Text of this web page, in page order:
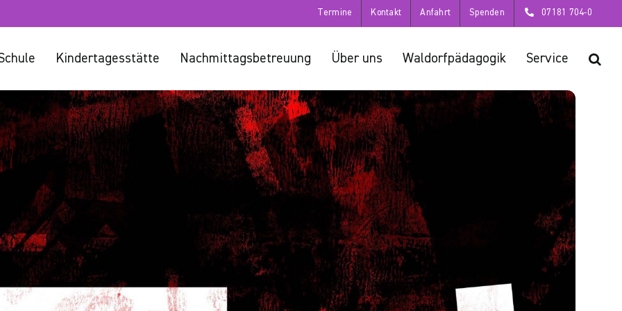
Termine Kontakt Anfahrt Spenden 07181 704-0
Kindertagesstätte Nachmittagsbetreuung Über uns Waldorfpädagogik Service